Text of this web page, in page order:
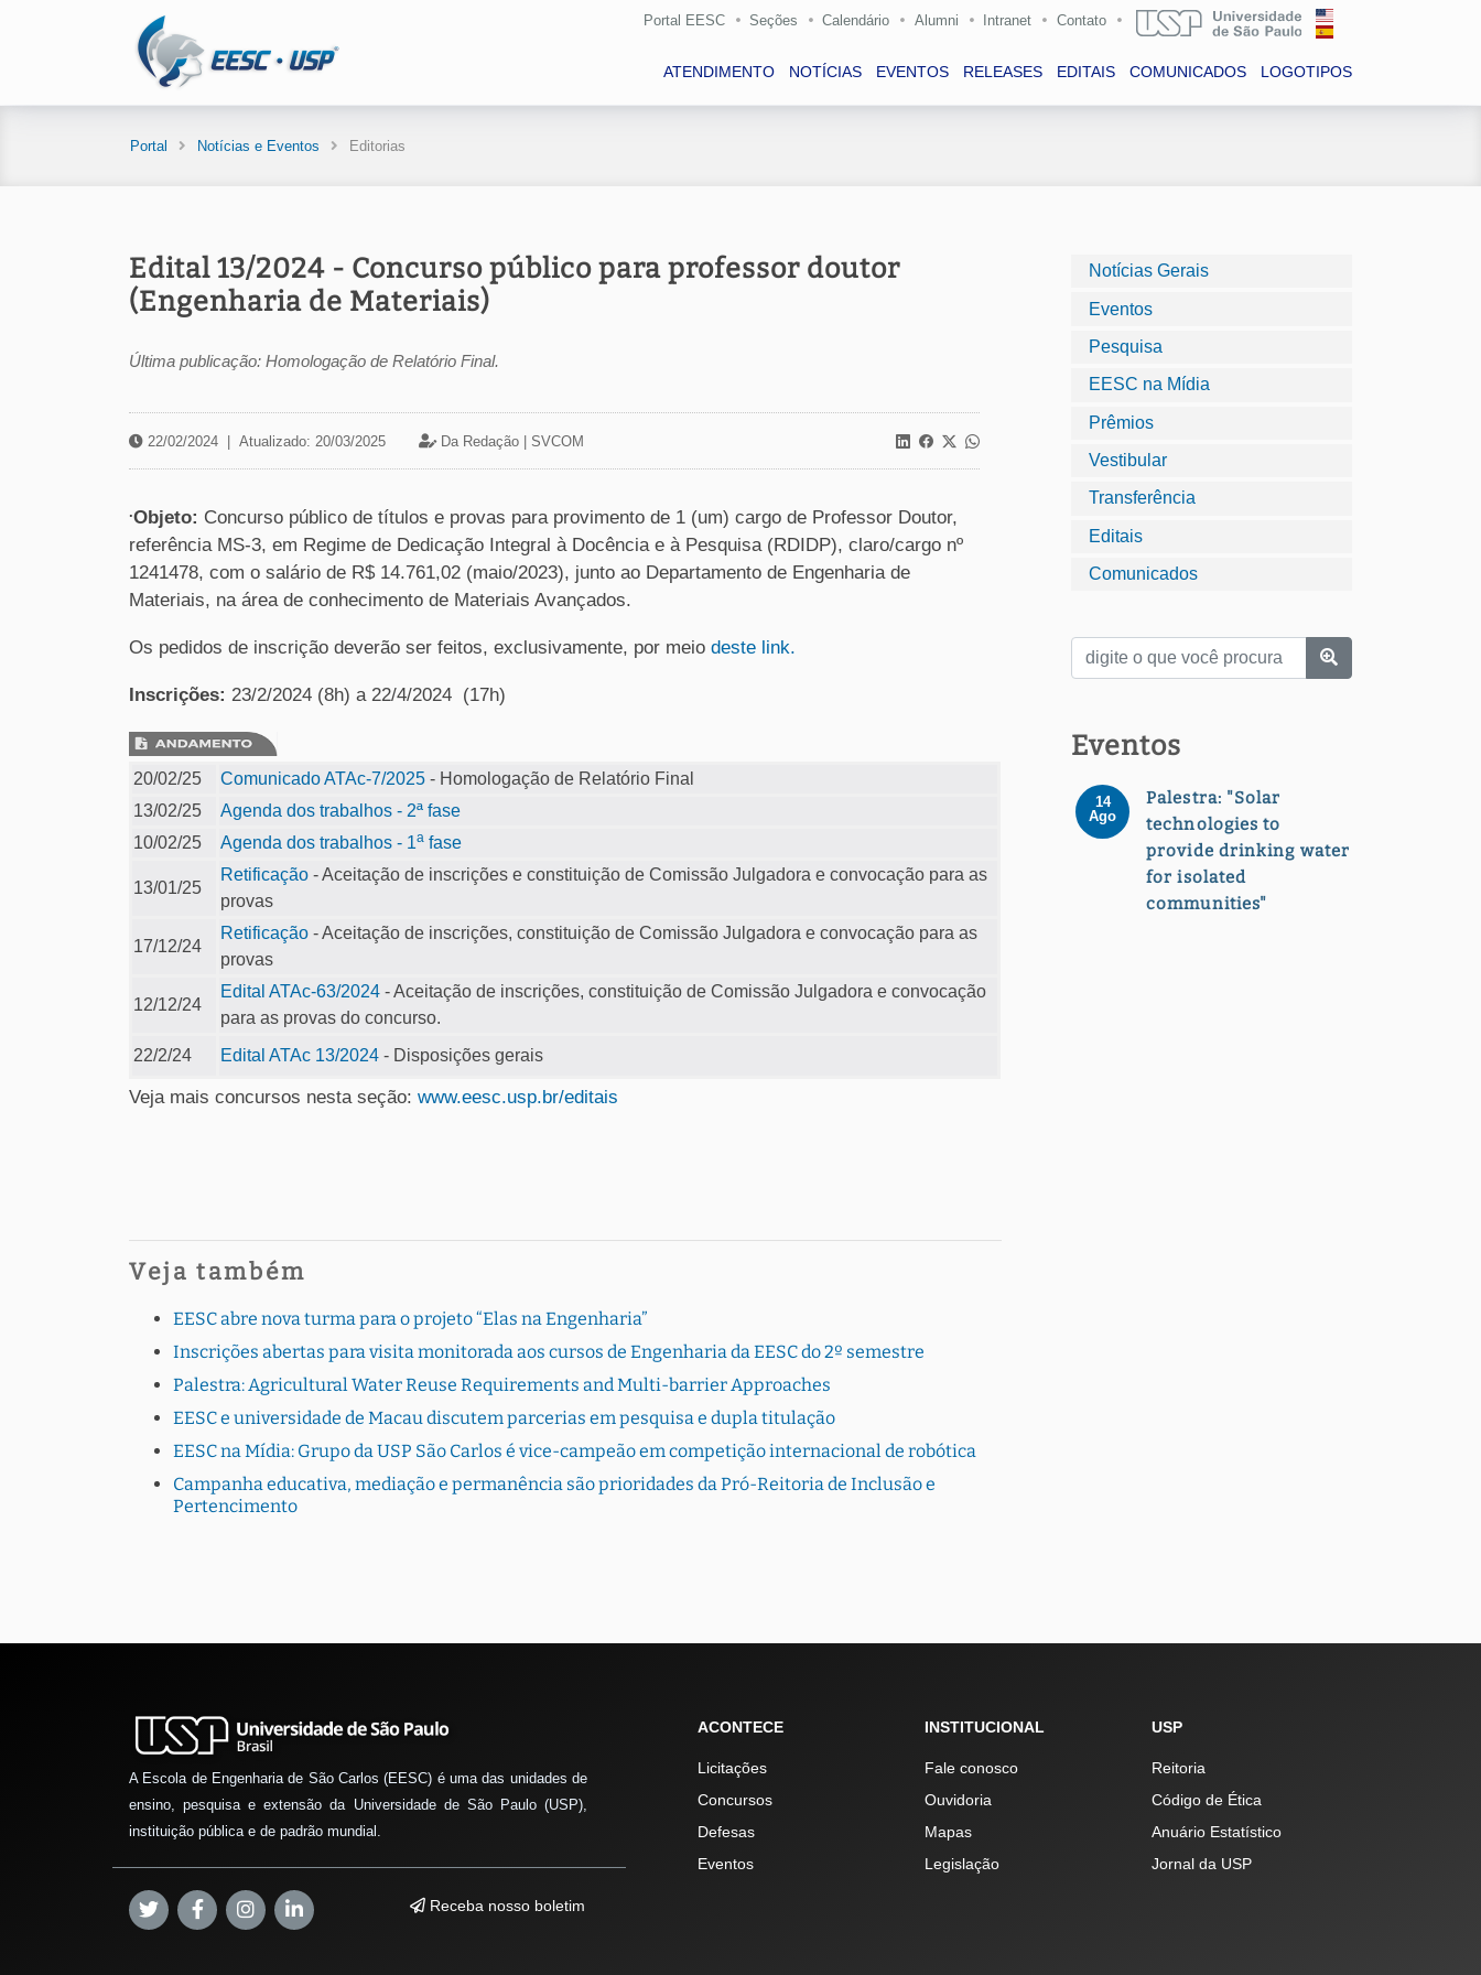
Portal EESC Seções Calendário Alumni Intranet Contato
ATENDIMENTO NOTÍCIAS EVENTOS RELEASES EDITAIS COMUNICADOS LOGOTIPOS
Portal Notícias e Eventos Editorias
Edital 13/2024 - Concurso público para professor doutor
(Engenharia de Materiais)
Última publicação: Homologação de Relatório Final.
22/02/2024 Atualizado: 20/03/2025 Da Redação | SVCOM
.Objeto: Concurso público de títulos e provas para provimento de 1 (um) cargo de Professor Doutor,
referência MS-3, em Regime de Dedicação Integral à Docência e à Pesquisa (RDIDP), claro/cargo nº
1241478, com o salário de R$ 14.761,02 (maio/2023), junto ao Departamento de Engenharia de
Materiais, na área de conhecimento de Materiais Avançados.
Os pedidos de inscrição deverão ser feitos, exclusivamente, por meio deste link.
Inscrições: 23/2/2024 (8h) a 22/4/2024 (17h)
20/02/25 Comunicado ATAc-7/2025 - Homologação de Relatório Final
13/02/25
Agenda dos trabalhos - 2ª fase
10/02/25
Agenda dos trabalhos - 1a fase
13/01/25
Retificação - Aceitação de inscrições e constituição de Comissão Julgadora e convocação para as
provas
17/12/24
Retificação - Aceitação de inscrições, constituição de Comissão Julgadora e convocação para as
provas
12/12/24
Edital ATAc-63/2024 - Aceitação de inscrições, constituição de Comissão Julgadora e convocação
para as provas do concurso.
22/2/24
Edital ATAc 13/2024 - Disposições gerais
Veja mais concursos nesta seção: www.eesc.usp.br/editais
Veja também
EESC abre nova turma para o projeto “Elas na Engenharia”
Inscrições abertas para visita monitorada aos cursos de Engenharia da EESC do 2º semestre
Palestra: Agricultural Water Reuse Requirements and Multi-barrier Approaches
EESC e universidade de Macau discutem parcerias em pesquisa e dupla titulação
EESC na Mídia: Grupo da USP São Carlos é vice-campeão em competição internacional de robótica
Campanha educativa, mediação e permanência são prioridades da Pró-Reitoria de Inclusão e
Pertencimento
Notícias Gerais
Eventos
Pesquisa
EESC na Mídia
Prêmios
Vestibular
Transferência
Editais
Comunicados
Eventos
14
Ago
Palestra: "Solar
technologies to
provide drinking water
for isolated
communities"
A Escola de Engenharia de São Carlos (EESC) é uma das unidades de
ensino, pesquisa e extensão da Universidade de São Paulo (USP),
instituição pública e de padrão mundial.
Receba nosso boletim
ACONTECE
Licitações
Concursos
Defesas
Eventos
INSTITUCIONAL
Fale conosco
Ouvidoria
Mapas
Legislação
USP
Reitoria
Código de Ética
Anuário Estatístico
Jornal da USP